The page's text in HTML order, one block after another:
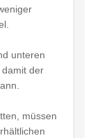
unteren
damit der
müssen